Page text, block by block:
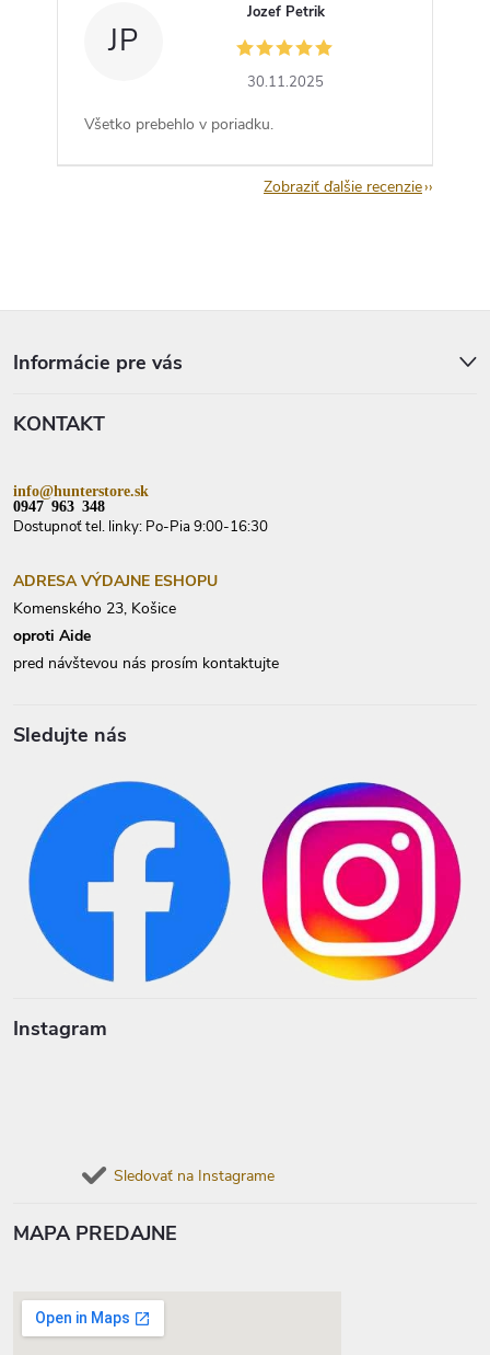
JP
Jozef Petrik
30.11.2025
Všetko prebehlo v poriadku.
Zobraziť ďalšie recenzie
Informácie pre vás
KONTAKT
info@hunterstore.sk
0947 963 348
Dostupnoť tel. linky: Po-Pia 9:00-16:30
ADRESA VÝDAJNE ESHOPU
Komenského 23, Košice
oproti Aide
pred návštevou nás prosím kontaktujte
Sledujte nás
Instagram
Sledovať na Instagrame
MAPA PREDAJNE